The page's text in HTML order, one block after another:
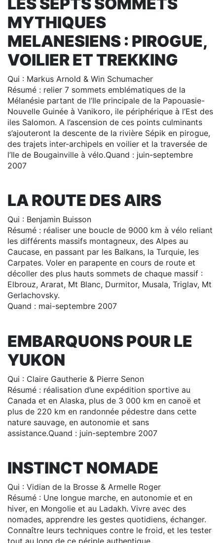
MYTHIQUES
MELANESIENS : PIROGUE,
VOILIER ET TREKKING
Qui : Markus Arnold & Win Schumacher
Résumé : relier 7 sommets emblématiques de la
Mélanésie partant de l’Ile principale de la Papouasie-
Nouvelle Guinée à Vanikoro, ile périphérique à l’Est des
iles Salomon. A l’ascension de ces points culminants
s’ajouteront la descente de la rivière Sépik en pirogue,
des trajets inter-archipels en voilier et la traversée de
l’Ile de Bougainville à vélo.Quand : juin-septembre
2007
LA ROUTE DES AIRS
Qui : Benjamin Buisson
Résumé : réaliser une boucle de 9000 km à vélo reliant
les différents massifs montagneux, des Alpes au
Caucase, en passant par les Balkans, la Turquie, les
Carpates. Voler en parapente en cours de route et
décoller des plus hauts sommets de chaque massif :
Elbrouz, Ararat, Mt Blanc, Durmitor, Musala, Triglav, Mt
Gerlachovsky.
Quand : mai-septembre 2007
EMBARQUONS POUR LE
YUKON
Qui : Claire Gautherie & Pierre Senon
Résumé : réalisation d’une expédition sportive au
Canada et en Alaska, plus de 3 000 km en canoë et
plus de 220 km en randonnée pédestre dans cette
nature sauvage, en autonomie et sans
assistance.Quand : juin-septembre 2007
INSTINCT NOMADE
Qui : Vidian de la Brosse & Armelle Roger
Résumé : Une longue marche, en autonomie et en
hiver, en Mongolie et au Ladakh. Vivre avec des
nomades, apprendre les gestes quotidiens, échanger.
Connaître leurs techniques contre le froid, et les tester
tout au long de ce périple authentique.